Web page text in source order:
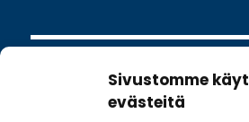
Sivustomme
evästeitä